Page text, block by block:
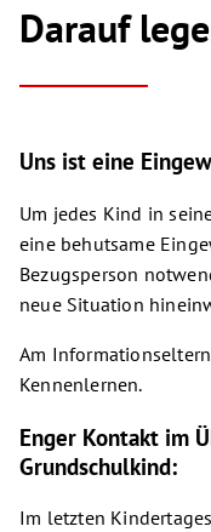
Darauf
Uns ist eine
Um jedes Kind in
eine behutsame
Bezugsperson
neue Situation
Am
Kennenlernen.
Enger Kontakt im
Grundschulkind:
Im letzten